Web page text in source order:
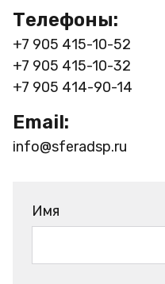
Телефоны:
+7 905 415-10-52
+7 905 415-10-32
+7 905 414-90-14
Email:
info@sferadsp.ru
Имя